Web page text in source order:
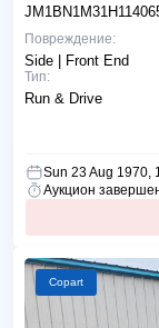
Повреждение:
Side | Front End
Тип:
Run & Drive
Sun 23 Aug 1970,
Аукцион
Copart